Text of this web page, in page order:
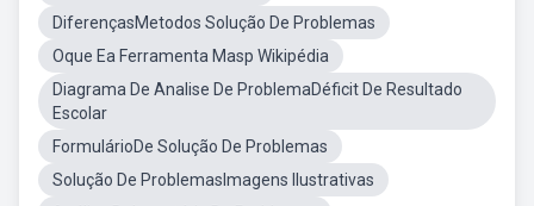
DiferençasMetodos Solução De Problemas
Oque Ea Ferramenta Masp Wikipédia
Diagrama De Analise De ProblemaDéficit De Resultado
Escolar
FormulárioDe Solução De Problemas
Solução De ProblemasImagens Ilustrativas